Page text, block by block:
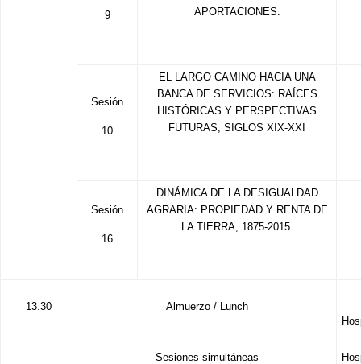
9
APORTACIONES.
Sesión
10
EL LARGO CAMINO HACIA UNA
BANCA DE SERVICIOS: RAÍCES
HISTÓRICAS Y PERSPECTIVAS
FUTURAS, SIGLOS XIX-XXI
Sesión
16
DINÁMICA DE LA DESIGUALDAD
AGRARIA: PROPIEDAD Y RENTA DE
LA TIERRA, 1875-2015.
13.30
Almuerzo / Lunch
Sesiones simultáneas